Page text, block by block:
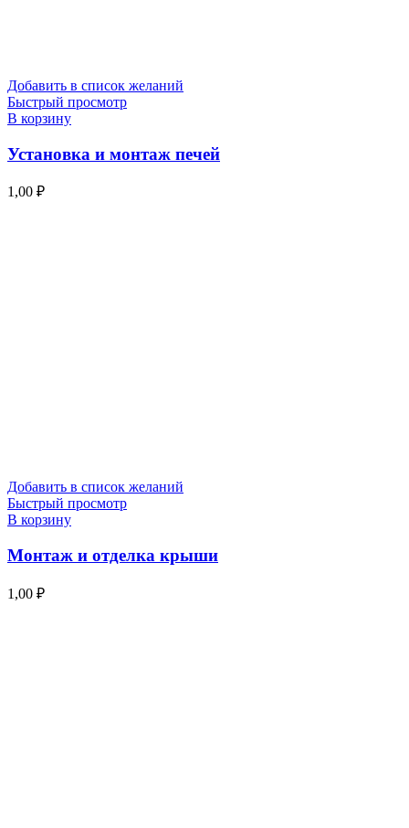
Добавить в список желаний
Быстрый просмотр
В корзину
Установка и монтаж печей
1,00 ₽
Добавить в список желаний
Быстрый просмотр
В корзину
Монтаж и отделка крыши
1,00 ₽